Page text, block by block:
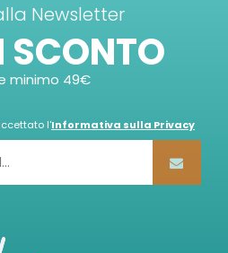
Newsletter
minimo 49€
l'Informativa sulla Privacy